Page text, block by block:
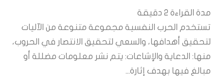
مدة القراءة 2 دقيقة
تستخدم الحرب النفسية مجموعة متنوعة من الآليات
لتحقيق أهدافها، والسعي لتحقيق الانتصار في الحروب،
منها: الدعاية والإشاعات: يتم نشر معلومات مضللة أو
مبالغ فيها بهدف إثارة...